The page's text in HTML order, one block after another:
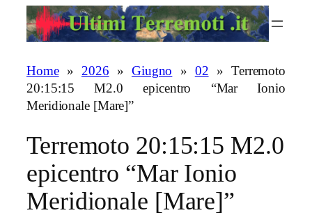
Home» 2026 » Giugno » 02 » Terremoto
20:15:15 M2.0 epicentro “Mar Ionio
Meridionale [Mare]”
Terremoto 20:15:15 M2.0
epicentro “Mar Ionio
Meridionale [Mare]”